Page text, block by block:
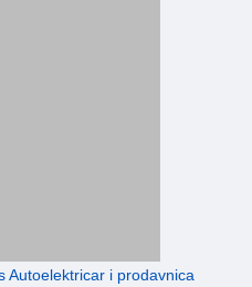
Autoelektricar i prodavnica